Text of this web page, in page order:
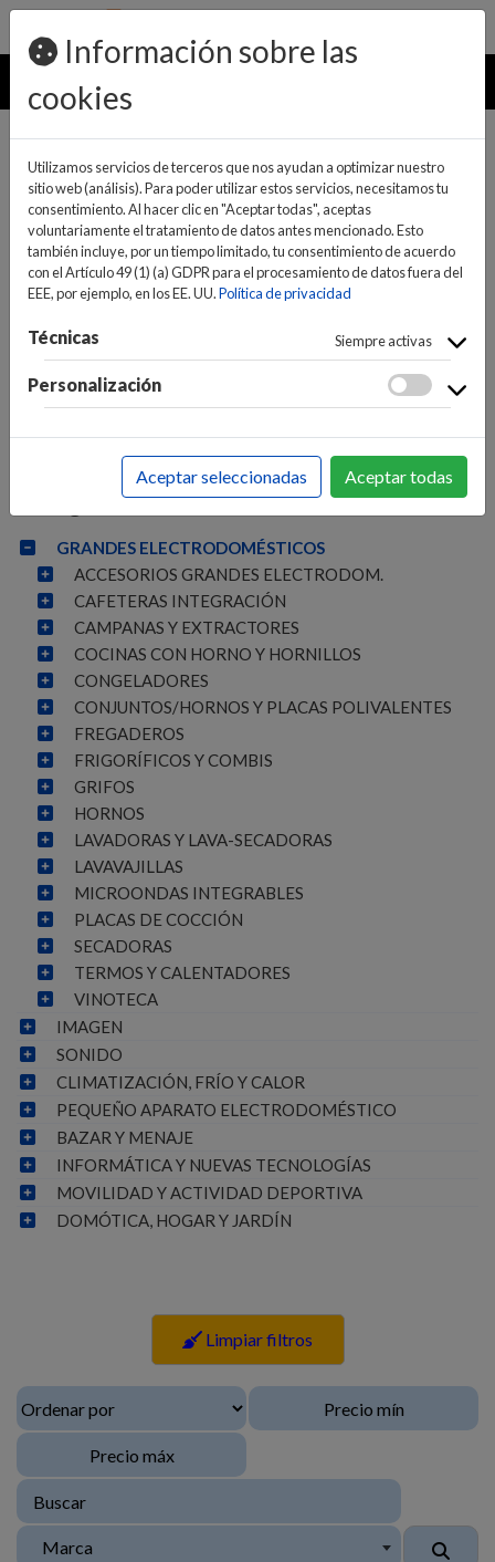
pedidos@ideaelectrodomesticos.com
924 047 836
MENU
INICIO>GRANDES ELECTRODOMÉSTICOS
Categorías
GRANDES ELECTRODOMÉSTICOS
ACCESORIOS GRANDES ELECTRODOM.
CAFETERAS INTEGRACIÓN
CAMPANAS Y EXTRACTORES
COCINAS CON HORNO Y HORNILLOS
CONGELADORES
CONJUNTOS/HORNOS Y PLACAS POLIVALENTES
FREGADEROS
FRIGORÍFICOS Y COMBIS
GRIFOS
HORNOS
LAVADORAS Y LAVA-SECADORAS
LAVAVAJILLAS
MICROONDAS INTEGRABLES
PLACAS DE COCCIÓN
SECADORAS
TERMOS Y CALENTADORES
VINOTECA
IMAGEN
SONIDO
CLIMATIZACIÓN, FRÍO Y CALOR
PEQUEÑO APARATO ELECTRODOMÉSTICO
BAZAR Y MENAJE
INFORMÁTICA Y NUEVAS TECNOLOGÍAS
MOVILIDAD Y ACTIVIDAD DEPORTIVA
DOMÓTICA, HOGAR Y JARDÍN
Limpiar filtros
Marca
Información sobre las
cookies
Utilizamos servicios de terceros que nos ayudan a optimizar nuestro
sitio web (análisis). Para poder utilizar estos servicios, necesitamos tu
consentimiento. Al hacer clic en "Aceptar todas", aceptas
voluntariamente el tratamiento de datos antes mencionado. Esto
también incluye, por un tiempo limitado, tu consentimiento de acuerdo
con el Artículo 49 (1) (a) GDPR para el procesamiento de datos fuera del
EEE, por ejemplo, en los EE. UU.Política de privacidad
Técnicas Siempre activas
Personalización
Aceptar seleccionadas Aceptar todas